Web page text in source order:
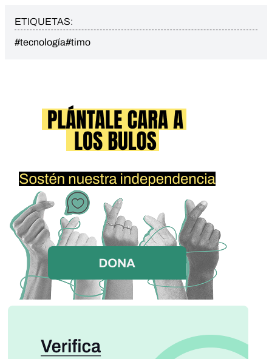
ETIQUETAS:
#tecnología#timo